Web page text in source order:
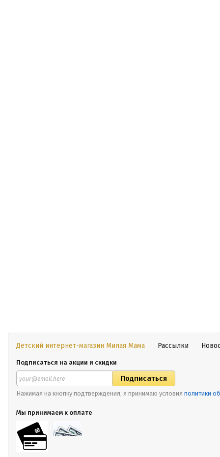
Детский интернет-магазин Милая Мама Рассылки
Подписаться на акции и скидки
Нажимая на кнопку подтверждения, я принимаю условия политики
Мы принимаем к оплате